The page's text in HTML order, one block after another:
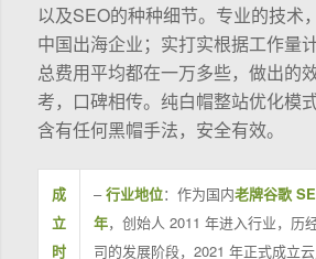
以及SEO的种种细节。专业的技术
中国出海企业；实打实根据工作量
总费用平均都在一万多些，做出的
考，口碑相传。纯白帽整站优化模
含有任何黑帽手法，安全有效。
成
立
时
–行业地位：作为国内老牌谷歌
年，创始人 2011 年进入行业，历
司的发展阶段，2021 年正式成立